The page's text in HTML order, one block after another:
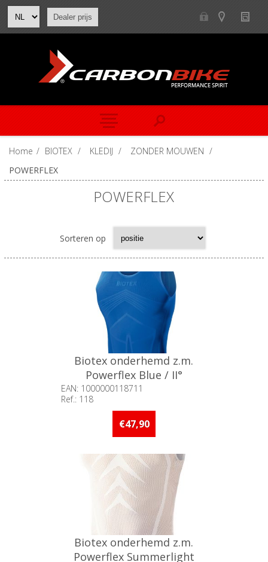
Dealer prijs
Home / BIOTEX / KLEDIJ / ZONDER MOUWEN /
POWERFLEX
POWERFLEX
Sorteren op
Biotex onderhemd z.m.
Powerflex Blue / II°
EAN: 1000000118711
Ref.: 118
Beschikbaarheid:: Minder dan 5
stuks op voorraad
€47,90
Biotex onderhemd z.m.
Powerflex Summerlight